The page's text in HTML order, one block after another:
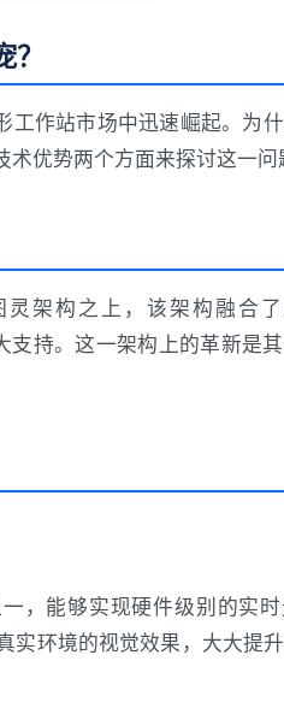
工作站市场中迅速崛起。为
优势两个方面来探讨这一问
灵架构之上，该架构融合
持。这一架构上的革新是
，能够实现硬件级别的实
实环境的视觉效果，大大提